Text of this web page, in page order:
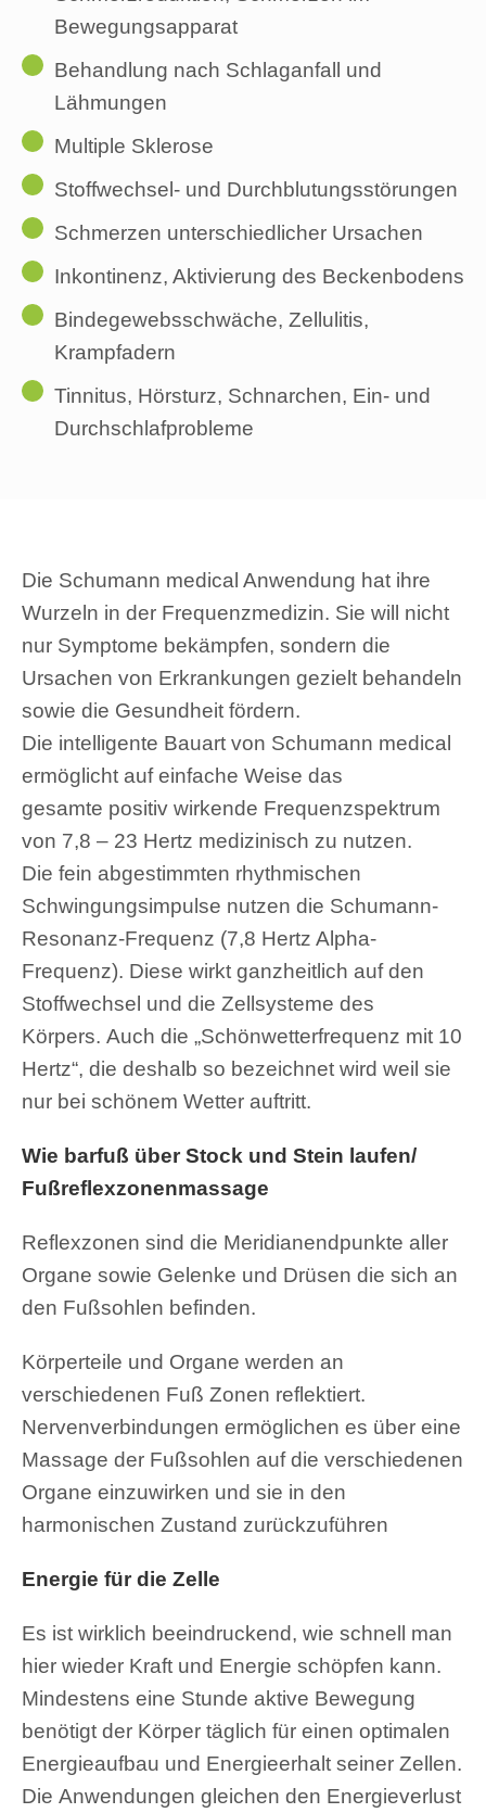
Bewegungsapparat
Behandlung nach Schlaganfall und
Lähmungen
Multiple Sklerose
Stoffwechsel- und Durchblutungsstörungen
Schmerzen unterschiedlicher Ursachen
Inkontinenz, Aktivierung des Beckenbodens
Bindegewebsschwäche, Zellulitis,
Krampfadern
Tinnitus, Hörsturz, Schnarchen, Ein- und
Durchschlafprobleme
Die Schumann medical Anwendung hat ihre
Wurzeln in der Frequenzmedizin. Sie will nicht
nur Symptome bekämpfen, sondern die
Ursachen von Erkrankungen gezielt behandeln
sowie die Gesundheit fördern.
Die intelligente Bauart von Schumann medical
ermöglicht auf einfache Weise das
gesamte positiv wirkende Frequenzspektrum
von 7,8 – 23 Hertz medizinisch zu nutzen.
Die fein abgestimmten rhythmischen
Schwingungsimpulse nutzen die Schumann-
Resonanz-Frequenz (7,8 Hertz Alpha-
Frequenz). Diese wirkt ganzheitlich auf den
Stoffwechsel und die Zellsysteme des
Körpers. Auch die „Schönwetterfrequenz mit 10
Hertz“, die deshalb so bezeichnet wird weil sie
nur bei schönem Wetter auftritt.
Wie barfuß über Stock und Stein laufen/
Fußreflexzonenmassage
Reflexzonen sind die Meridianendpunkte aller
Organe sowie Gelenke und Drüsen die sich an
den Fußsohlen befinden.
Körperteile und Organe werden an
verschiedenen Fuß Zonen reflektiert.
Nervenverbindungen ermöglichen es über eine
Massage der Fußsohlen auf die verschiedenen
Organe einzuwirken und sie in den
harmonischen Zustand zurückzuführen
Energie für die Zelle
Es ist wirklich beeindruckend, wie schnell man
hier wieder Kraft und Energie schöpfen kann.
Mindestens eine Stunde aktive Bewegung
benötigt der Körper täglich für einen optimalen
Energieaufbau und Energieerhalt seiner Zellen.
Die Anwendungen gleichen den Energieverlust